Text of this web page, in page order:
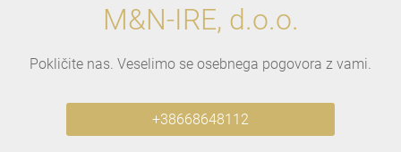
M&N-IRE, d.o.o.
Pokličite nas. Veselimo se osebnega pogovora z vami.
+38668648112